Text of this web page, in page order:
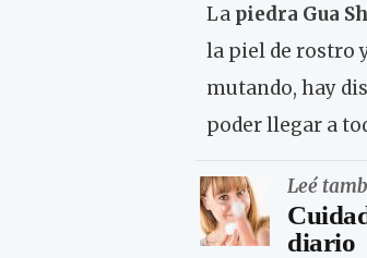
La piedra Gua
la piel de rostro
mutando, hay
poder llegar a
Leé
diario